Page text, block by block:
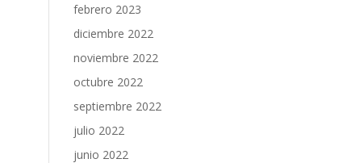
febrero 2023
diciembre 2022
noviembre 2022
octubre 2022
septiembre 2022
julio 2022
junio 2022